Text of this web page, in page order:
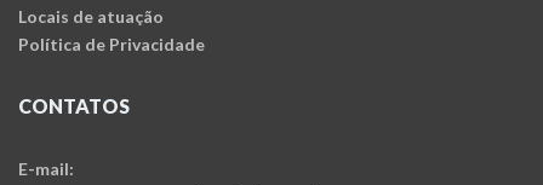
Locais de atuação
Política de Privacidade
CONTATOS
E-mail: